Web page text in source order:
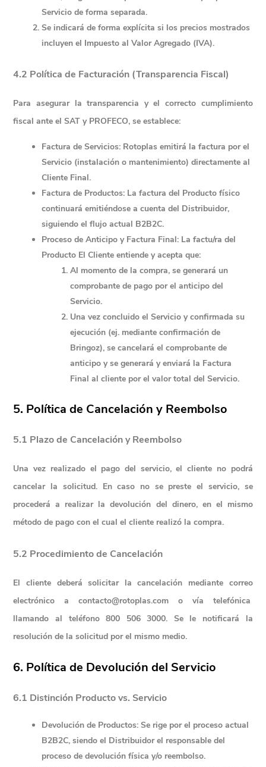
Servicio de forma separada.
Se indicará de forma explícita si los precios mostrados
incluyen el Impuesto al Valor Agregado (IVA).
4.2 Política de Facturación (Transparencia Fiscal)
Para asegurar la transparencia y el correcto cumplimiento
fiscal ante el SAT y PROFECO, se establece:
Factura de Servicios:
Servicio (instalación o mantenimiento) directamente al
Cliente Final.
Factura de Productos: La factura del Producto físico
continuará emitiéndose a cuenta del Distribuidor,
siguiendo el flujo actual B2B2C.
Proceso de Anticipo y Factura Final:
Producto El Cliente entiende y acepta que:
Al momento de la compra, se generará un
comprobante de pago por el anticipo del
Servicio.
Una vez concluido el Servicio y confirmada su
ejecución (ej. mediante confirmación de
Bringoz), se cancelará el comprobante de
anticipo y se generará y enviará la Factura
Final al cliente por el valor total del Servicio.
5. Política de Cancelación y Reembolso
5.1 Plazo de Cancelación y Reembolso
Una vez realizado el pago del servicio, el cliente no podrá
cancelar la solicitud. En caso no se preste el servicio, se
procederá a realizar la devolución del dinero, en el mismo
método de pago con el cual el cliente realizó la compra.
5.2 Procedimiento de Cancelación
El cliente deberá solicitar la cancelación mediante correo
electrónico a contacto@rotoplas.com o vía telefónica
llamando al teléfono 800 506 3000. Se le notificará la
resolución de la solicitud por el mismo medio.
6. Política de Devolución del Servicio
6.1 Distinción Producto vs. Servicio
Devolución de Productos: Se rige por el proceso actual
B2B2C, siendo el Distribuidor el responsable del
proceso de devolución física y/o reembolso.